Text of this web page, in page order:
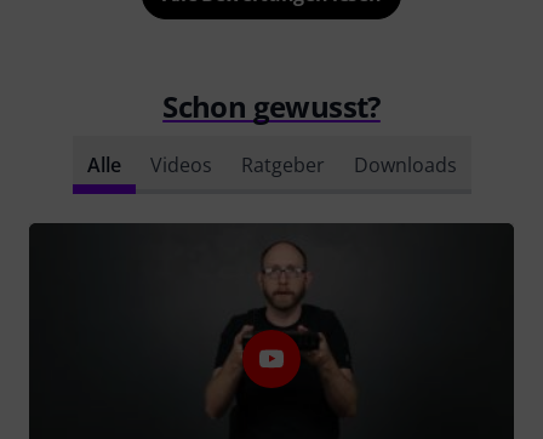
Schon gewusst?
Alle Videos Ratgeber Downloads